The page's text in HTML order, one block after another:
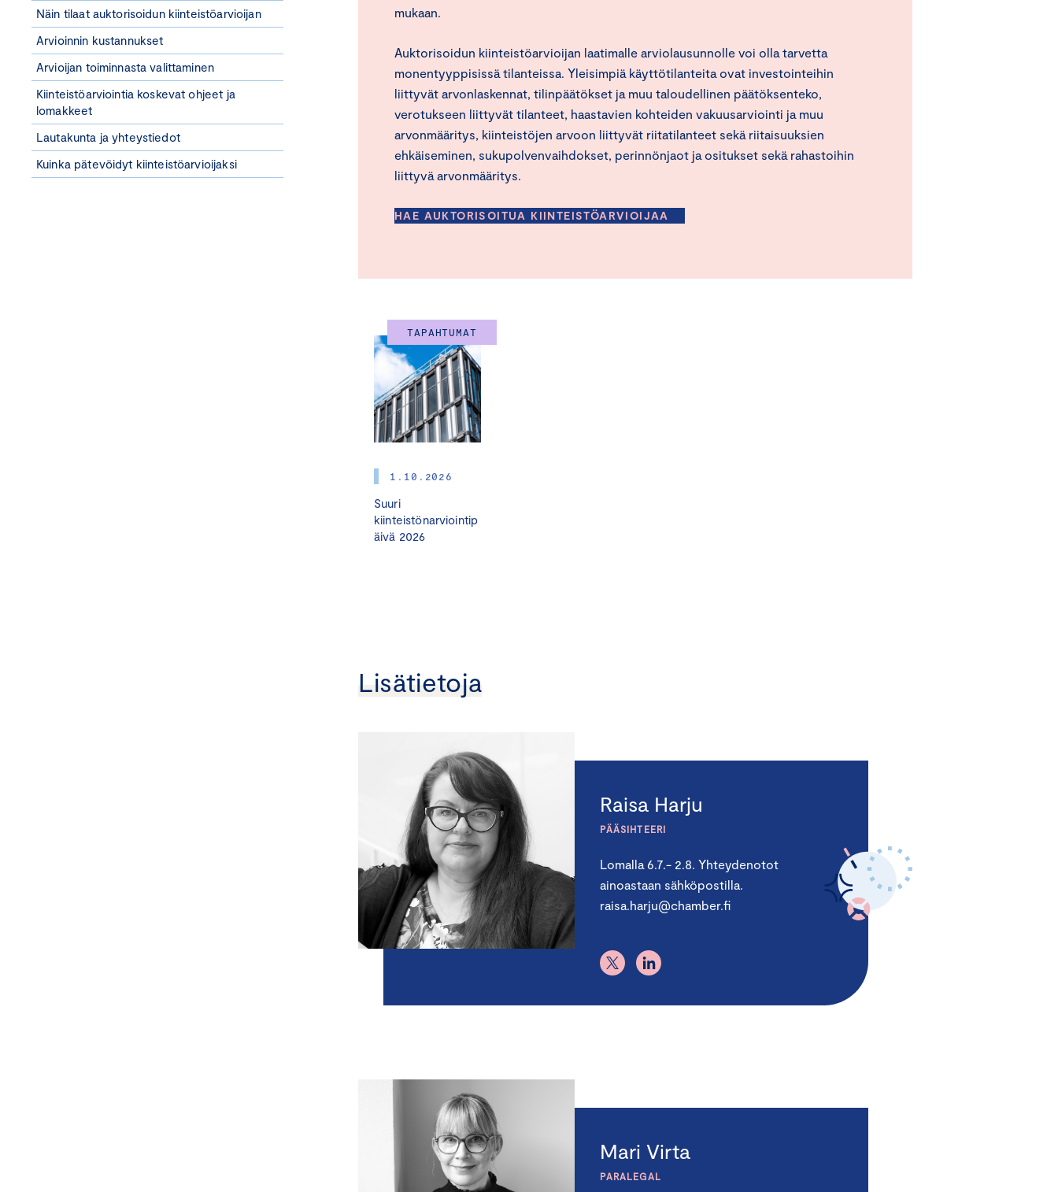
Näin tilaat auktorisoidun kiinteistöarvioijan
Arvioinnin kustannukset
Arvioijan toiminnasta valittaminen
Kiinteistöarviointia koskevat ohjeet ja
lomakkeet
Lautakunta ja yhteystiedot
Kuinka pätevöidyt kiinteistöarvioijaksi
mukaan.
Auktorisoidun kiinteistöarvioijan laatimalle arviolausunnolle voi olla tarvetta
monentyyppisissä tilanteissa. Yleisimpiä käyttötilanteita ovat investointeihin
liittyvät arvonlaskennat, tilinpäätökset ja muu taloudellinen päätöksenteko,
verotukseen liittyvät tilanteet, haastavien kohteiden vakuusarviointi ja muu
arvonmääritys, kiinteistöjen arvoon liittyvät riitatilanteet sekä riitaisuuksien
ehkäiseminen, sukupolvenvaihdokset, perinnönjaot ja ositukset sekä rahastoihin
liittyvä arvonmääritys.
HAE AUKTORISOITUA KIINTEISTÖARVIOIJAA
TAPAHTUMAT
1.10.2026
Suuri
kiinteistönarviointip
äivä 2026
Lisätietoja
Raisa Harju
PÄÄSIHTEERI
Lomalla 6.7.- 2.8. Yhteydenotot
ainoastaan sähköpostilla.
raisa.harju@chamber.fi
Mari Virta
PARALEGAL